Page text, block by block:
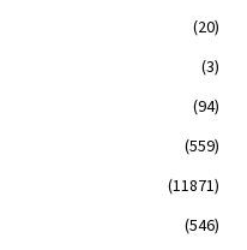
(20)
(3)
(94)
(559)
(11871)
(546)